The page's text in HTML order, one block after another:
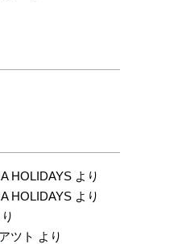
HOLIDAYSより
HOLIDAYSより
ツト より